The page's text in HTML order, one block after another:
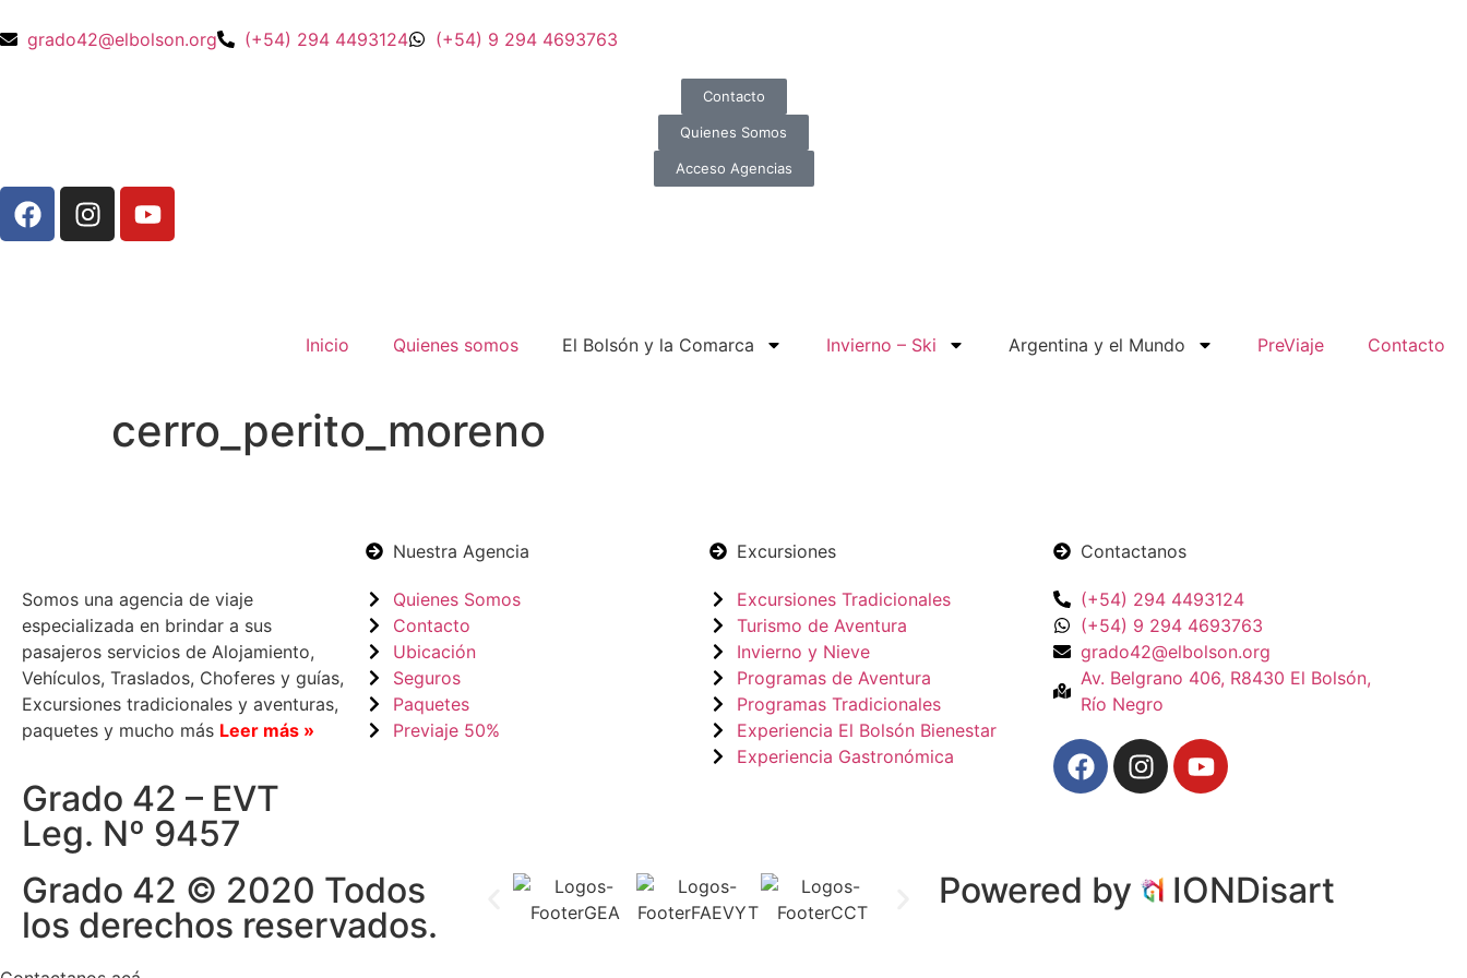
grado42@elbolson.org (+54) 294 4493124 (+54) 9 294 4693763
Contacto
Quienes Somos
Acceso Agencias
Inicio Quienes somos El Bolsón y la Comarca Invierno – Ski Argentina y el Mundo PreViaje Contacto
cerro_perito_moreno
Somos una agencia de viaje
especializada en brindar a sus
pasajeros servicios de Alojamiento,
Vehículos, Traslados, Choferes y guías,
Excursiones tradicionales y aventuras,
paquetes y mucho más Leer más »
Grado 42 – EVT
Leg. Nº 9457
Nuestra Agencia
Quienes Somos
Contacto
Ubicación
Seguros
Paquetes
Previaje 50%
Excursiones
Excursiones Tradicionales
Turismo de Aventura
Invierno y Nieve
Programas de Aventura
Programas Tradicionales
Experiencia El Bolsón Bienestar
Experiencia Gastronómica
Contactanos
(+54) 294 4493124
(+54) 9 294 4693763
grado42@elbolson.org
Av. Belgrano 406, R8430 El Bolsón,
Río Negro
Grado 42 © 2020 Todos
los derechos reservados.
Powered by IONDisart